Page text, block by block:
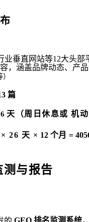
业垂直网站等12大头部
，涵盖品牌动态、产
）
篇
天（周日休息或 机动
× 26 天 × 12 个月 = 4
测与报告